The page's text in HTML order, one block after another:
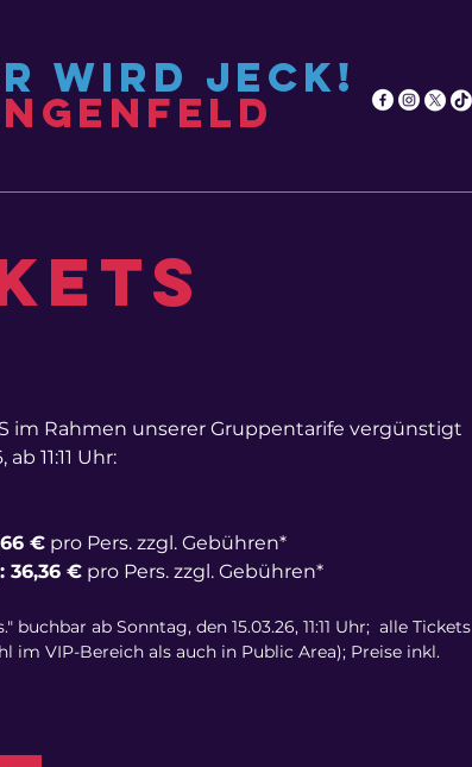
wird Jeck!
im Rahmen unserer Gruppentarife vergünstigt
11:11 Uhr:
€ pro Pers. zzgl. Gebühren*
36,36 € pro Pers. zzgl. Gebühren*
ab Sonntag, den 15.03.26, 11:11 Uhr; alle Tickets
VIP-Bereich als auch in Public Area); Preise inkl.